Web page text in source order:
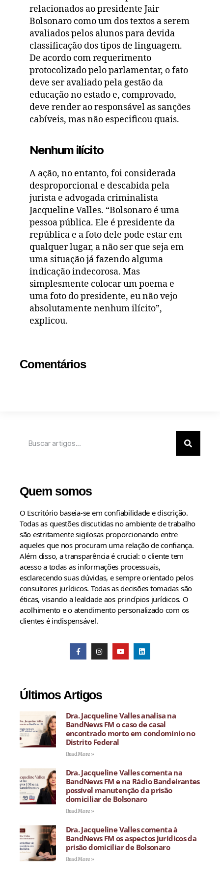
relacionados ao presidente Jair
Bolsonaro como um dos textos a serem
avaliados pelos alunos para devida
classificação dos tipos de linguagem.
De acordo com requerimento
protocolizado pelo parlamentar, o fato
deve ser avaliado pela gestão da
educação no estado e, comprovado,
deve render ao responsável as sanções
cabíveis, mas não especificou quais.
Nenhum ilícito
A ação, no entanto, foi considerada
desproporcional e descabida pela
jurista e advogada criminalista
Jacqueline Valles. “Bolsonaro é uma
pessoa pública. Ele é presidente da
república e a foto dele pode estar em
qualquer lugar, a não ser que seja em
uma situação já fazendo alguma
indicação indecorosa. Mas
simplesmente colocar um poema e
uma foto do presidente, eu não vejo
absolutamente nenhum ilícito”,
explicou.
Comentários
Quem somos
O Escritório baseia-se em confiabilidade e discrição.
Todas as questões discutidas no ambiente de trabalho
são estritamente sigilosas proporcionando entre
aqueles que nos procuram uma relação de confiança.
Além disso, a transparência é crucial: o cliente tem
acesso a todas as informações processuais,
esclarecendo suas dúvidas, e sempre orientado pelos
consultores jurídicos. Todas as decisões tomadas são
éticas, visando a lealdade aos princípios jurídicos. O
acolhimento e o atendimento personalizado com os
clientes é indispensável.
Últimos Artigos
Dra. Jacqueline Valles analisa na
BandNews FM o caso de casal
encontrado morto em condomínio no
Distrito Federal
Read More »
Dra. Jacqueline Valles comenta na
BandNews FM e na Rádio Bandeirantes
possível manutenção da prisão
domiciliar de Bolsonaro
Read More »
Dra. Jacqueline Valles comenta à
BandNews FM os aspectos jurídicos da
prisão domiciliar de Bolsonaro
Read More »